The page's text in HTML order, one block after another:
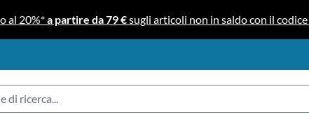
al 20%*a partire da 79 €sugli articoli non in saldo con il codice